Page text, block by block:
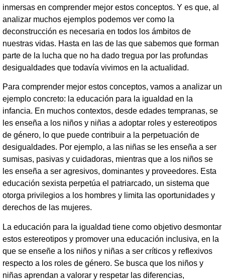
inmersas en comprender mejor estos conceptos. Y es que, al
analizar muchos ejemplos podemos ver como la
deconstrucción es necesaria en todos los ámbitos de
nuestras vidas. Hasta en las de las que sabemos que forman
parte de la lucha que no ha dado tregua por las profundas
desigualdades que todavía vivimos en la actualidad.
Para comprender mejor estos conceptos, vamos a analizar un
ejemplo concreto: la educación para la igualdad en la
infancia. En muchos contextos, desde edades tempranas, se
les enseña a los niños y niñas a adoptar roles y estereotipos
de género, lo que puede contribuir a la perpetuación de
desigualdades. Por ejemplo, a las niñas se les enseña a ser
sumisas, pasivas y cuidadoras, mientras que a los niños se
les enseña a ser agresivos, dominantes y proveedores. Esta
educación sexista perpetúa el patriarcado, un sistema que
otorga privilegios a los hombres y limita las oportunidades y
derechos de las mujeres.
La educación para la igualdad tiene como objetivo desmontar
estos estereotipos y promover una educación inclusiva, en la
que se enseñe a los niños y niñas a ser críticos y reflexivos
respecto a los roles de género. Se busca que los niños y
niñas aprendan a valorar y respetar las diferencias,